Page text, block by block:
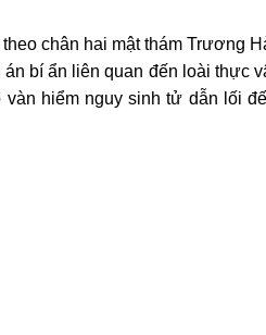
chân hai mật thám Trương
bí ẩn liên quan đến loài thực
hiểm nguy sinh tử dẫn lối